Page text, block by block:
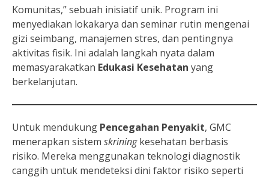
Komunitas,” sebuah inisiatif unik. Program ini
menyediakan lokakarya dan seminar rutin mengenai
gizi seimbang, manajemen stres, dan pentingnya
aktivitas fisik. Ini adalah langkah nyata dalam
memasyarakatkan Edukasi Kesehatan yang
berkelanjutan.
Untuk mendukung Pencegahan Penyakit, GMC
menerapkan sistem skriningkesehatan berbasis
risiko. Mereka menggunakan teknologi diagnostik
canggih untuk mendeteksi dini faktor risiko seperti